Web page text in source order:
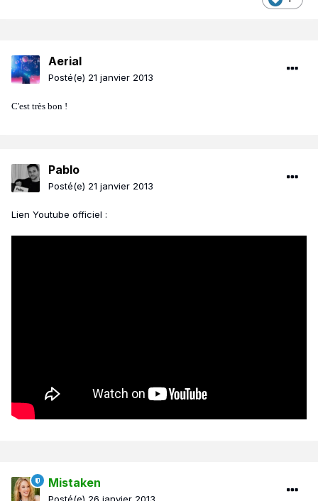
Aerial
Posté(e) 21 janvier 2013
C'est très bon !
Pablo
Posté(e) 21 janvier 2013
Lien Youtube officiel :
Mistaken